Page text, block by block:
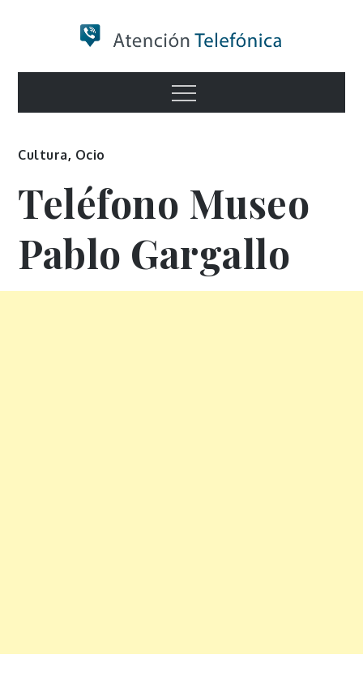
Numero de
Información
Menu
Cultura, Ocio
Teléfono Museo
Pablo Gargallo